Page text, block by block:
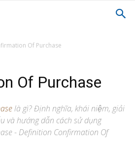
Of Purchase
Of Purchase
là gì? Định nghĩa, khái niệm, giải
và hướng dẫn cách sử dụng
- Definition Confirmation Of